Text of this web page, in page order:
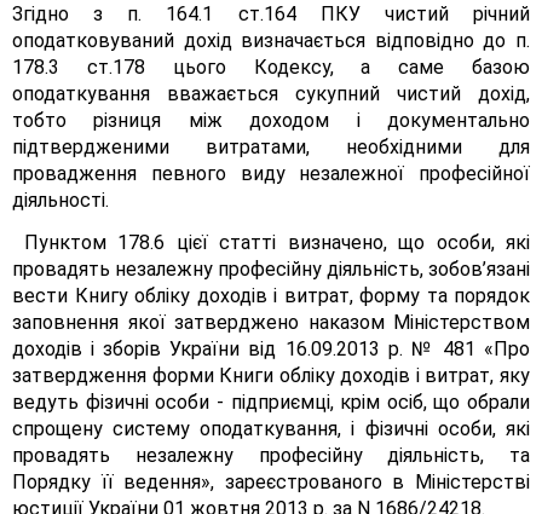
Згідно з п. 164.1 ст.164 ПКУ чистий річний
оподатковуваний дохід визначається відповідно до п.
178.3 ст.178 цього Кодексу, а саме базою
оподаткування вважається сукупний чистий дохід,
тобто різниця між доходом і документально
підтвердженими витратами, необхідними для
провадження певного виду незалежної професійної
діяльності.
Пунктом 178.6 цієї статті визначено, що особи, які
провадять незалежну професійну діяльність, зобов’язані
вести Книгу обліку доходів і витрат, форму та порядок
заповнення якої затверджено наказом Міністерством
доходів і зборів України від 16.09.2013 р. № 481 «Про
затвердження форми Книги обліку доходів і витрат, яку
ведуть фізичні особи - підприємці, крім осіб, що обрали
спрощену систему оподаткування, і фізичні особи, які
провадять незалежну професійну діяльність, та
Порядку її ведення», зареєстрованого в Міністерстві
юстиції України 01 жовтня 2013 р. за N 1686/24218.